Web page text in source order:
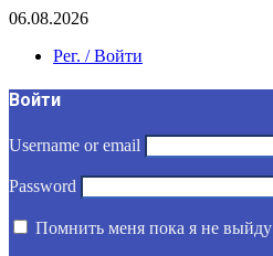
06.08.2026
Рег. / Войти
Войти
Username or email
Password
Помнить меня пока я не выйду